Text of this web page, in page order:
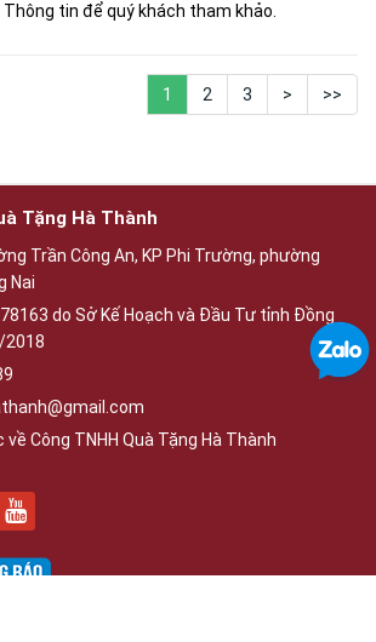
Thông tin để quý khách tham khảo.
1 2 3 > >>
Tặng Hà Thành
Trần Công An, KP Phi Trường, phường
Nai
do Sở Kế Hoạch và Đầu Tư tỉnh Đồng
2018
về Công TNHH Quà Tặng Hà Thành